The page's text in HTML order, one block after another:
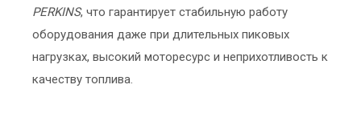
PERKINS, что гарантирует стабильную работу
оборудования даже при длительных пиковых
нагрузках, высокий моторесурс и неприхотливость к
качеству топлива.